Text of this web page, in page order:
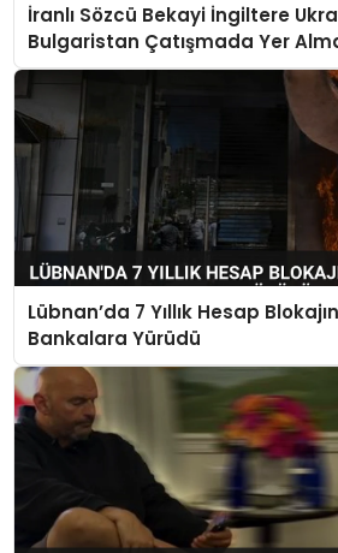
İranlı Sözcü Bekayi İngiltere
Bulgaristan Çatışmada Yer
Lübnan’da 7 Yıllık Hesap
Bankalara Yürüdü